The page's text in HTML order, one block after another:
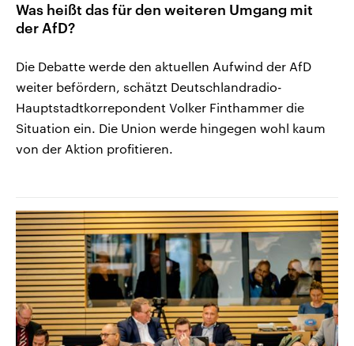
Was heißt das für den weiteren Umgang mit
der AfD?
Die Debatte werde den aktuellen Aufwind der AfD
weiter befördern, schätzt Deutschlandradio-
Hauptstadtkorrepondent Volker Finthammer die
Situation ein. Die Union werde hingegen wohl kaum
von der Aktion profitieren.